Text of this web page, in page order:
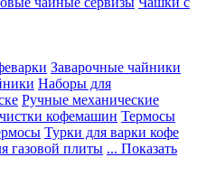
Заварочные чайники
Наборы для
Ручные механические
кофемашин Термосы
Турки для варки кофе
газовой плиты ... Показать